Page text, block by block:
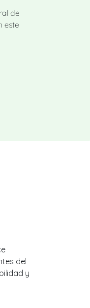
de
este
del
y